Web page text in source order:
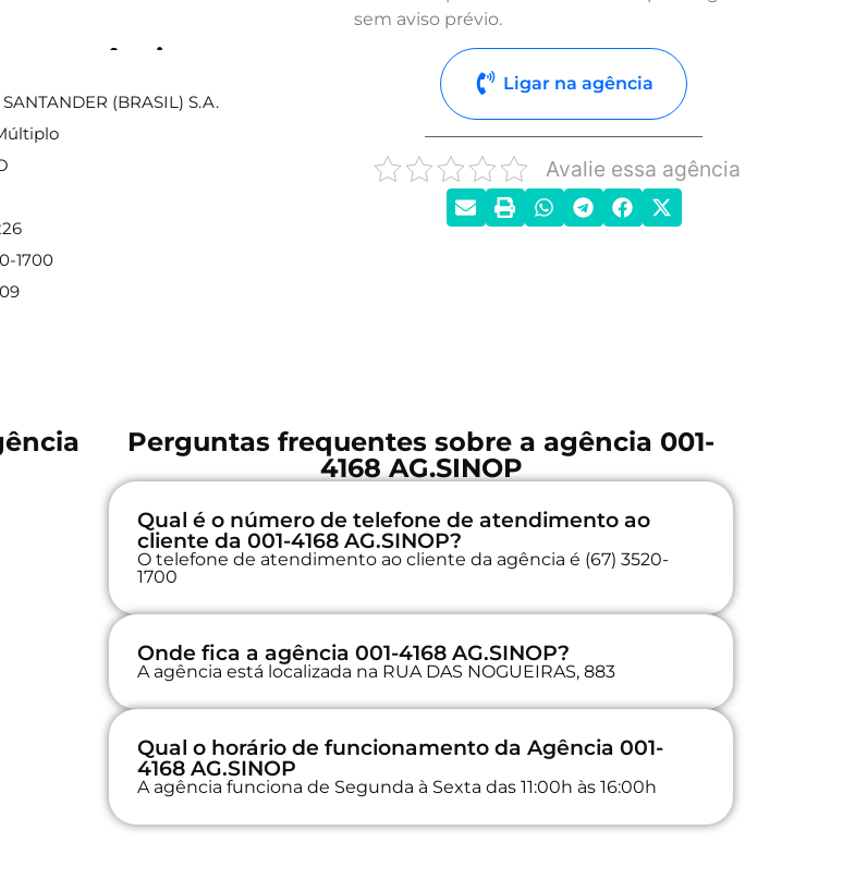
a agência
(BRASIL) S.A.
1700
sem aviso prévio.
Ligar na agência
Avalie essa agência
Perguntas frequentes sobre a agência 001-
4168 AG.SINOP
Qual é o número de telefone de atendimento ao
cliente da 001-4168 AG.SINOP?
O telefone de atendimento ao cliente da agência é (67) 3520-
1700
Onde fica a agência 001-4168 AG.SINOP?
A agência está localizada na RUA DAS NOGUEIRAS, 883
Qual o horário de funcionamento da Agência 001-
4168 AG.SINOP
A agência funciona de Segunda à Sexta das 11:00h às 16:00h